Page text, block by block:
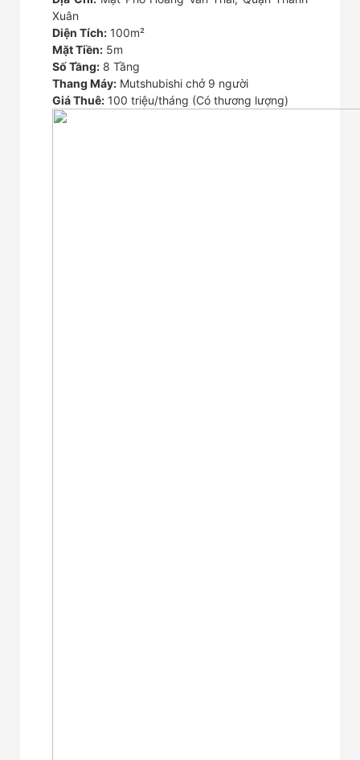
Xuân
Diện Tích: 100m²
Mặt Tiền: 5m
Số Tầng: 8 Tầng
Thang Máy: Mutshubishi chở 9 người
Giá Thuê: 100 triệu/tháng (Có thương lượng)